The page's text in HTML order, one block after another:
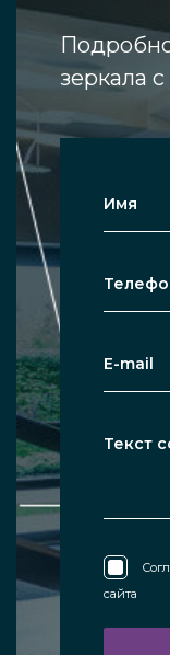
зеркала
сайта